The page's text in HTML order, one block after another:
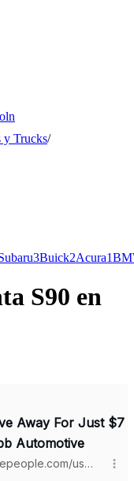
y Trucks/
3Buick2Acura1
S90 en